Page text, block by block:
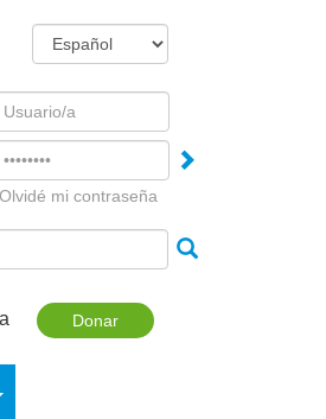
Username
Olvidé mi contraseña
Donar